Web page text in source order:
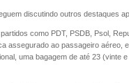
discutindo outros destaques
como PDT, PSDB, Psol,
assegurado ao passageiro aéreo,
uma bagagem de até 23 (vinte